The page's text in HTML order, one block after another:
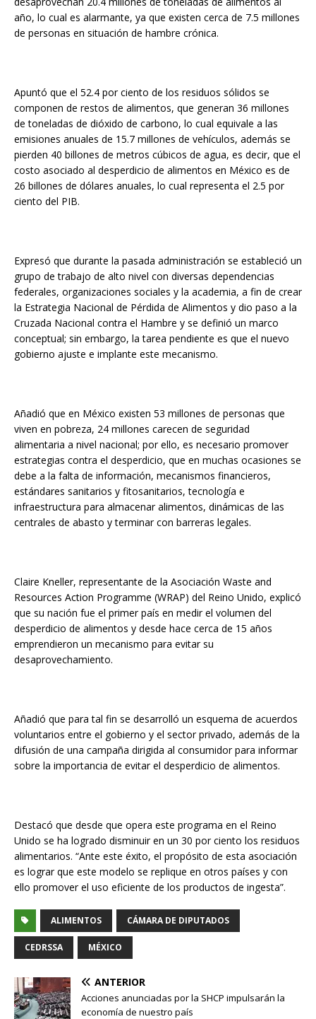
año, lo cual es alarmante, ya que existen cerca de 7.5 millones
de personas en situación de hambre crónica.
Apuntó que el 52.4 por ciento de los residuos sólidos se
componen de restos de alimentos, que generan 36 millones
de toneladas de dióxido de carbono, lo cual equivale a las
emisiones anuales de 15.7 millones de vehículos, además se
pierden 40 billones de metros cúbicos de agua, es decir, que el
costo asociado al desperdicio de alimentos en México es de
26 billones de dólares anuales, lo cual representa el 2.5 por
ciento del PIB.
Expresó que durante la pasada administración se estableció un
grupo de trabajo de alto nivel con diversas dependencias
federales, organizaciones sociales y la academia, a fin de crear
la Estrategia Nacional de Pérdida de Alimentos y dio paso a la
Cruzada Nacional contra el Hambre y se definió un marco
conceptual; sin embargo, la tarea pendiente es que el nuevo
gobierno ajuste e implante este mecanismo.
Añadió que en México existen 53 millones de personas que
viven en pobreza, 24 millones carecen de seguridad
alimentaria a nivel nacional; por ello, es necesario promover
estrategias contra el desperdicio, que en muchas ocasiones se
debe a la falta de información, mecanismos financieros,
estándares sanitarios y fitosanitarios, tecnología e
infraestructura para almacenar alimentos, dinámicas de las
centrales de abasto y terminar con barreras legales.
Claire Kneller, representante de la Asociación Waste and
Resources Action Programme (WRAP) del Reino Unido, explicó
que su nación fue el primer país en medir el volumen del
desperdicio de alimentos y desde hace cerca de 15 años
emprendieron un mecanismo para evitar su
desaprovechamiento.
Añadió que para tal fin se desarrolló un esquema de acuerdos
voluntarios entre el gobierno y el sector privado, además de la
difusión de una campaña dirigida al consumidor para informar
sobre la importancia de evitar el desperdicio de alimentos.
Destacó que desde que opera este programa en el Reino
Unido se ha logrado disminuir en un 30 por ciento los residuos
alimentarios. “Ante este éxito, el propósito de esta asociación
es lograr que este modelo se replique en otros países y con
ello promover el uso eficiente de los productos de ingesta”.
ALIMENTOS CÁMARA DE DIPUTADOS
CEDRSSA MÉXICO
ANTERIOR
Acciones anunciadas por la SHCP impulsarán la
economía de nuestro país